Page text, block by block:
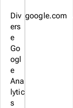
Div
ers
e
Go
ogl
e
Ana
lytic
s
google.com